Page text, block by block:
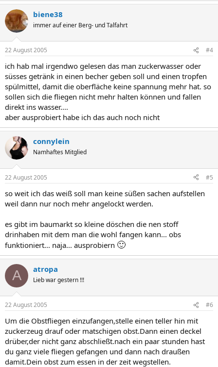
biene38
immer auf einer Berg- und Talfahrt
22 August 2005 #4
ich hab mal irgendwo gelesen das man zuckerwasser oder
süsses getränk in einen becher geben soll und einen tropfen
spülmittel, damit die oberfläche keine spannung mehr hat. so
sollen sich die fliegen nicht mehr halten können und fallen
direkt ins wasser....
aber ausprobiert habe ich das auch noch nicht
connylein
Namhaftes Mitglied
22 August 2005 #5
so weit ich das weiß soll man keine süßen sachen aufstellen
weil dann nur noch mehr angelockt werden.
es gibt im baumarkt so kleine döschen die nen stoff
drinhaben mit dem man die wohl fangen kann... obs
funktioniert... naja... ausprobiern 🙂
A atropa
Lieb war gestern !!!
22 August 2005 #6
Um die Obstfliegen einzufangen,stelle einen teller hin mit
zuckerzeug drauf oder matschigen obst.Dann einen deckel
drüber,der nicht ganz abschließt.nach ein paar stunden hast
du ganz viele fliegen gefangen und dann nach draußen
damit.Dein obst zum essen in der zeit wegstellen.